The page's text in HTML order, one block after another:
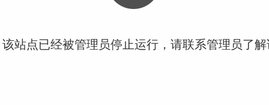
站点已经被管理员停止运行，请联系管理员了